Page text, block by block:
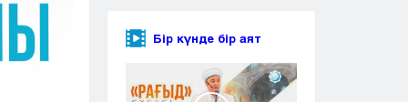
Бір күнде бір аят